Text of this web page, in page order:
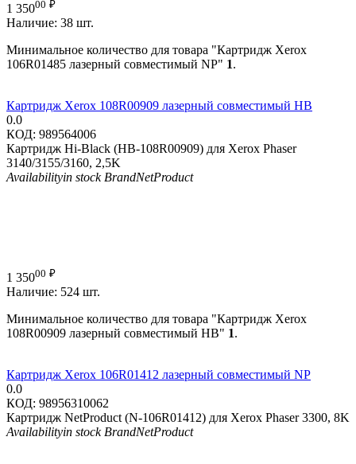
1 35000 ₽
Наличие: 38 шт.
Минимальное количество для товара "Картридж Xerox
106R01485 лазерный совместимый NP" 1.
Картридж Xerox 108R00909 лазерный совместимый HB
0.0
КОД: 989564006
Картридж Hi-Black (HB-108R00909) для Xerox Phaser
3140/3155/3160, 2,5K
Availabilityin stock BrandNetProduct
1 35000 ₽
Наличие: 524 шт.
Минимальное количество для товара "Картридж Xerox
108R00909 лазерный совместимый HB" 1.
Картридж Xerox 106R01412 лазерный совместимый NP
0.0
КОД: 98956310062
Картридж NetProduct (N-106R01412) для Xerox Phaser 3300, 8K
Availabilityin stock BrandNetProduct